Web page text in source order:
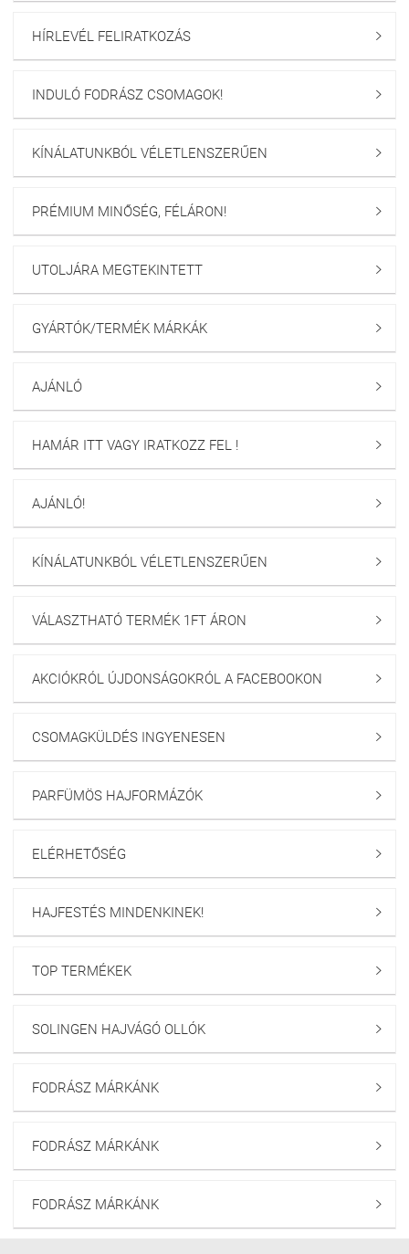
HÍRLEVÉL FELIRATKOZÁS 
INDULÓ FODRÁSZ CSOMAGOK! 
KÍNÁLATUNKBÓL VÉLETLENSZERŰEN 
PRÉMIUM MINŐSÉG, FÉLÁRON! 
UTOLJÁRA MEGTEKINTETT 
GYÁRTÓK/TERMÉK MÁRKÁK 
AJÁNLÓ 
HAMÁR ITT VAGY IRATKOZZ FEL ! 
AJÁNLÓ! 
KÍNÁLATUNKBÓL VÉLETLENSZERŰEN 
VÁLASZTHATÓ TERMÉK 1FT ÁRON 
AKCIÓKRÓL ÚJDONSÁGOKRÓL A FACEBOOKON 
CSOMAGKÜLDÉS INGYENESEN 
PARFÜMÖS HAJFORMÁZÓK 
ELÉRHETŐSÉG 
HAJFESTÉS MINDENKINEK! 
TOP TERMÉKEK 
SOLINGEN HAJVÁGÓ OLLÓK 
FODRÁSZ MÁRKÁNK 
FODRÁSZ MÁRKÁNK 
FODRÁSZ MÁRKÁNK 